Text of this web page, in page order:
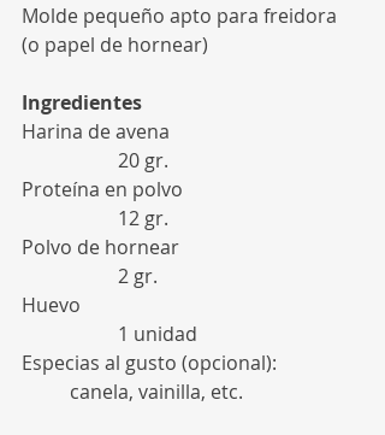
Molde pequeño apto para freidora
(o papel de hornear)
Ingredientes
Harina de avena
		20 gr.
Proteína en polvo
		12 gr.
Polvo de hornear
		2 gr.
Huevo
		1 unidad
Especias al gusto (opcional):
	canela, vainilla, etc.